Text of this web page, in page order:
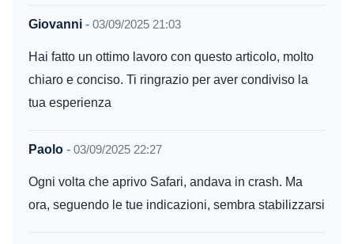
Giovanni - 03/09/2025 21:03
Hai fatto un ottimo lavoro con questo articolo, molto
chiaro e conciso. Ti ringrazio per aver condiviso la
tua esperienza
Paolo - 03/09/2025 22:27
Ogni volta che aprivo Safari, andava in crash. Ma
ora, seguendo le tue indicazioni, sembra stabilizzarsi